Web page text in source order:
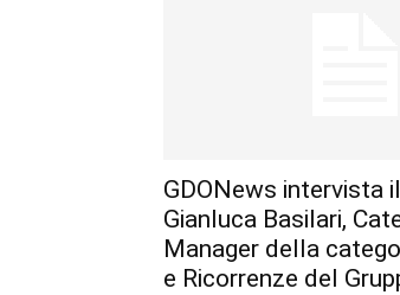
GDONews intervista
Gianluca Basilari,
Manager della
e Ricorrenze del